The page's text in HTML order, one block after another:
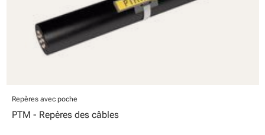
Repères avec poche
PTM - Repères des câbles